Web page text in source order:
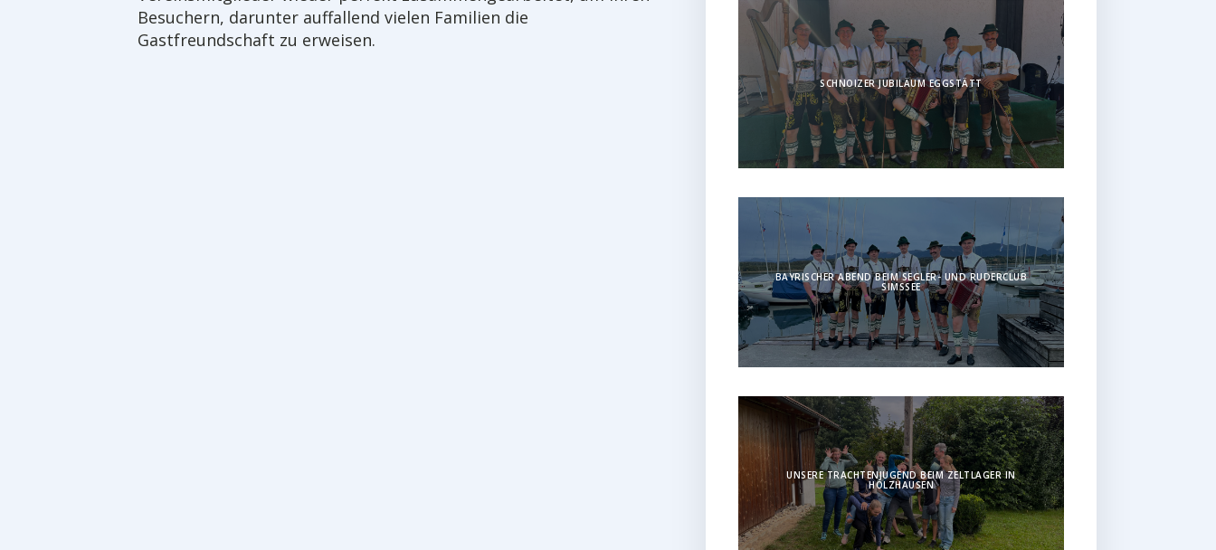
Besuchern, darunter auffallend vielen Familien die
Gastfreundschaft zu erweisen.
SCHNOIZER JUBILÄUM EGGSTÄTT
BAYRISCHER ABEND BEIM SEGLER- UND RUDERCLUB
SIMSSEE
UNSERE TRACHTENJUGEND BEIM ZELTLAGER IN
HOLZHAUSEN